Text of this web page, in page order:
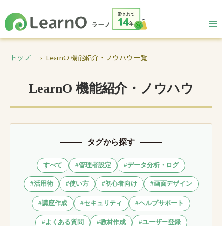
トップ LearnO 機能紹介・ノウハウ一覧
LearnO 機能紹介・ノウハウ
タグから探す
すべて #管理者設定 #データ分析・ログ
#活用術 #使い方 #初心者向け #画面デザイン
#講座作成 #セキュリティ #ヘルプサポート
#よくある質問 #教材作成 #ユーザー登録